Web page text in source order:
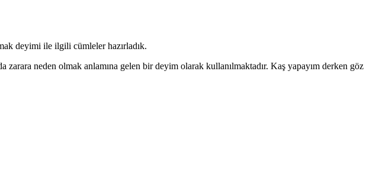
deyimi ile ilgili cümleler hazırladık.
neden olmak anlamına gelen bir deyim olarak kullanılmaktadır. Kaş yapayım derken göz